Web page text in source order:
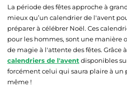
La période des fêtes approche à
mieux qu’un calendrier de l'avent
préparer à célébrer Noël. Ces
pour les hommes, sont une manière
de magie à l'attente des fêtes. Grâce
calendriers de l'avent disponibles
forcément celui qui saura plaire à un
même !